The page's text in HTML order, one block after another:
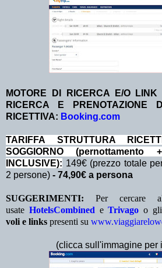
MOTORE DI RICERCA E/O
RICERCA E PRENOTAZIONE
RICETTIVA: Booking.com
TA RIFFA STRUTTURA
SOGGIORNO
INCLUSIVE): 149€ (prezzo totale
2 persone) - 74,90€ a persona
SUGGERIMENTI: Per cercare
usate HotelsCombined eTrivago o
voli e links presenti su
(clicca sull'immagine per